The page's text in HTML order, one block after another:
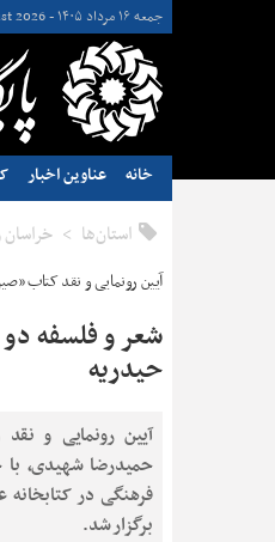
جمعه ۱۶ مرداد ۱۴۰۵ - 2026
خانه عناوین اخبار
استان‌ها
آیین رونمایی و نقد کتاب
شعر و فلسفه
حیدریه
آیین رونمایی و
حمیدرضا شهیدی، با
فرهنگی در
برگزار شد.